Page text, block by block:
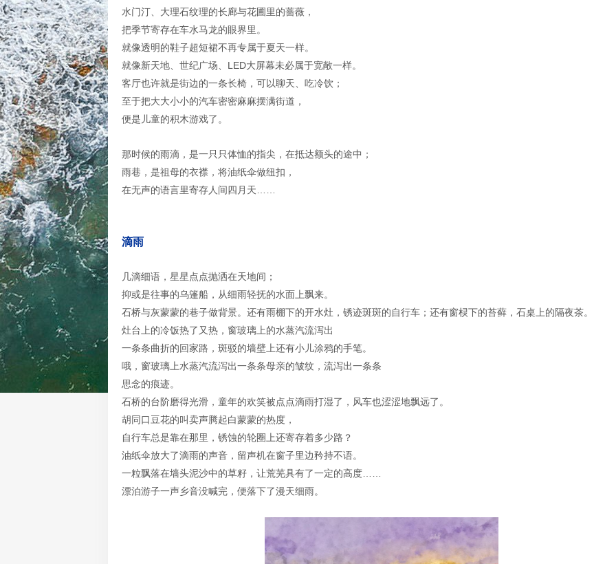
水门汀、大理石纹理的长廊与花圃里的蔷薇，
把季节寄存在车水马龙的眼界里。
就像透明的鞋子超短裙不再专属于夏天一样。
就像新天地、世纪广场、LED大屏幕未必属于宽敞一样。
客厅也许就是街边的一条长椅，可以聊天、吃冷饮；
至于把大大小小的汽车密密麻麻摆满街道，
便是儿童的积木游戏了。
那时候的雨滴，是一只只体恤的指尖，在抵达额头的途中；
雨巷，是祖母的衣襟，将油纸伞做纽扣，
在无声的语言里寄存人间四月天……
滴雨
几滴细语，星星点点抛洒在天地间；
抑或是往事的乌篷船，从细雨轻抚的水面上飘来。
石桥与灰蒙蒙的巷子做背景。还有雨棚下的开水灶，锈迹斑斑的自行车；还有窗棂下的苔藓，石桌上的隔夜茶。
灶台上的冷饭热了又热，窗玻璃上的水蒸汽流泻出
一条条曲折的回家路，斑驳的墙壁上还有小儿涂鸦的手笔。
哦，窗玻璃上水蒸汽流泻出一条条母亲的皱纹，流泻出一条条
思念的痕迹。
石桥的台阶磨得光滑，童年的欢笑被点点滴雨打湿了，风车也涩涩地飘远了。
胡同口豆花的叫卖声腾起白蒙蒙的热度，
自行车总是靠在那里，锈蚀的轮圈上还寄存着多少路？
油纸伞放大了滴雨的声音，留声机在窗子里边矜持不语。
一粒飘落在墙头泥沙中的草籽，让荒芜具有了一定的高度……
漂泊游子一声乡音没喊完，便落下了漫天细雨。